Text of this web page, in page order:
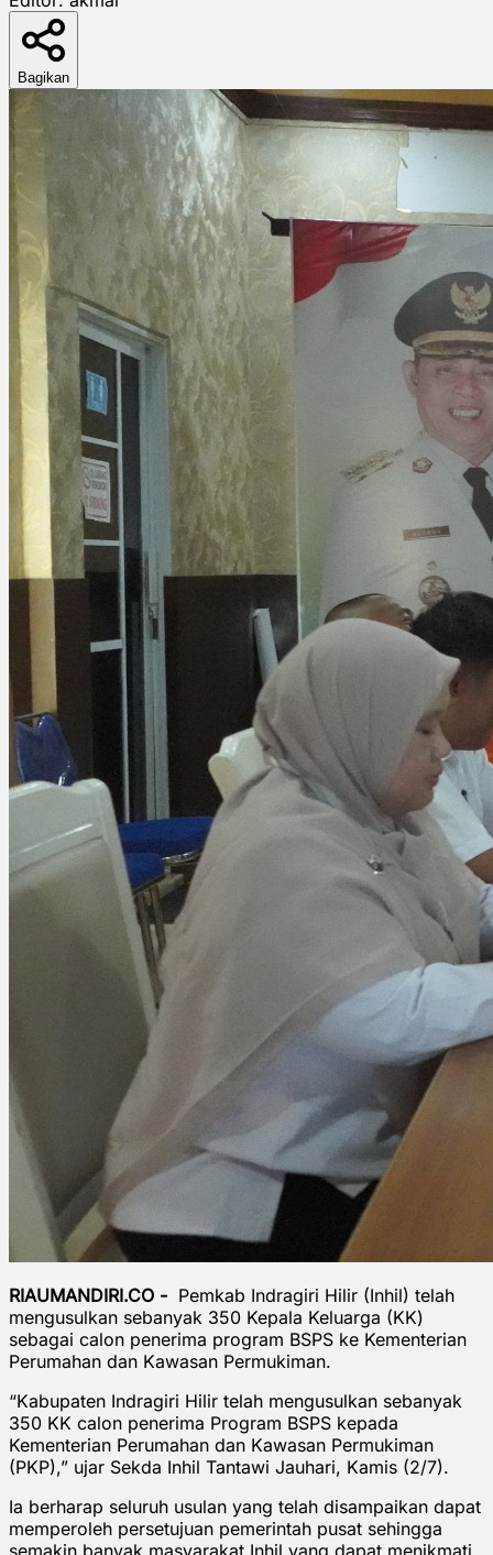
Bagikan
RIAUMANDIRI.CO - Pemkab Indragiri Hilir (Inhil) telah
mengusulkan sebanyak 350 Kepala Keluarga (KK)
sebagai calon penerima program BSPS ke Kementerian
Perumahan dan Kawasan Permukiman.
“Kabupaten Indragiri Hilir telah mengusulkan sebanyak
350 KK calon penerima Program BSPS kepada
Kementerian Perumahan dan Kawasan Permukiman
(PKP),” ujar Sekda Inhil Tantawi Jauhari, Kamis (2/7).
Ia berharap seluruh usulan yang telah disampaikan dapat
memperoleh persetujuan pemerintah pusat sehingga
semakin banyak masyarakat Inhil yang dapat menikmati